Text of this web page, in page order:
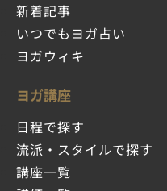
新着記事
いつでもヨガ占い
ヨガウィキ
ヨガ講座
日程で探す
流派・スタイルで探す
講座一覧